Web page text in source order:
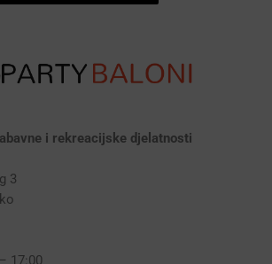
i rekreacijske djelatnosti
3
17:00